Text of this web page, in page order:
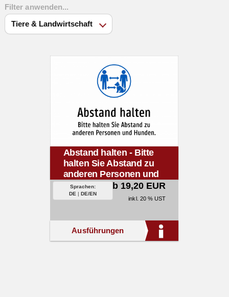
VERKEHRSZEICHEN
Filter anwenden...
Abstand halten - Bitte
halten Sie Abstand zu
anderen Personen und
Hunden.
Sprachen:
DE | DE/EN
ab 19,20 EUR
inkl. 20 % UST
Ausführungen